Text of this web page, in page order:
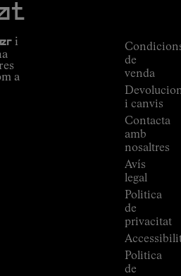
i
a
de
venda
i canvis
Contacta
amb
nosaltres
Avís
legal
Politica
de
privacitat
Politica
de